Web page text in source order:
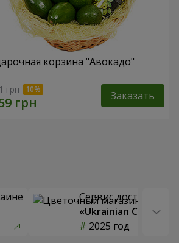
корзина "Авокадо"
грн Заказать
Сервис доставки
«Ukrainian Choice»
2025 год